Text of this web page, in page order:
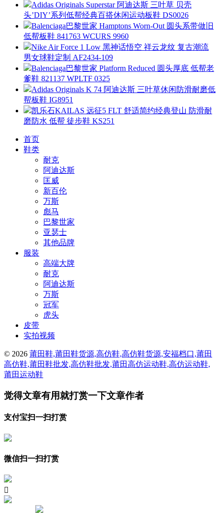
Adidas Originals Superstar 阿迪达斯 三叶草 贝壳
头’DIY’系列低帮经典百搭休闲运动板鞋 DS0026
Balenciaga巴黎世家 Hamptons Worn-Out 圆头系带做旧
低帮板鞋 841763 WCURS 9960
Nike Air Force 1 Low 黑神话悟空 祥云龙纹 复古潮流
男女球鞋定制 AF2434-109
Balenciaga巴黎世家 Platform Reduced 圆头厚底 低帮老
爹鞋 821137 WPLTF 0325
Adidas Originals K 74 阿迪达斯 三叶草休闲防滑耐磨低
帮板鞋 IG8951
凯乐石KAILAS 远征5 FLT 舒适简约经典登山 防滑耐
磨防水 低帮 徒步鞋 KS251
首页
鞋类
耐克
阿迪达斯
匡威
新百伦
万斯
彪马
巴黎世家
亚瑟士
其他品牌
服装
高端大牌
耐克
阿迪达斯
万斯
冠军
虎头
皮带
实拍视频
© 2026 莆田鞋,莆田鞋货源,高仿鞋,高仿鞋货源,安福档口,莆田
高仿鞋,莆田鞋批发,高仿鞋批发,莆田高仿运动鞋,高仿运动鞋,
莆田运动鞋
觉得文章有用就打赏一下文章作者
支付宝扫一扫打赏
微信扫一扫打赏
